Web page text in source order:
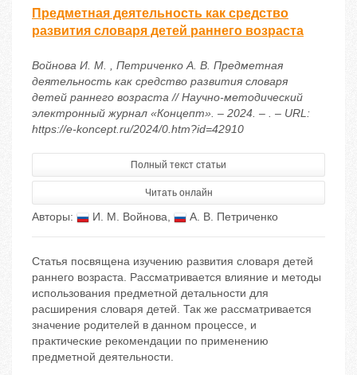
Предметная деятельность как средство
развития словаря детей раннего возраста
Войнова И. М. , Петриченко А. В. Предметная
деятельность как средство развития словаря
детей раннего возраста // Научно-методический
электронный журнал «Концепт». – 2024. – . – URL:
https://e-koncept.ru/2024/0.htm?id=42910
Полный текст статьи
Читать онлайн
Авторы: И. М. Войнова, А. В. Петриченко
Статья посвящена изучению развития словаря детей
раннего возраста. Рассматривается влияние и методы
использования предметной детальности для
расширения словаря детей. Так же рассматривается
значение родителей в данном процессе, и
практические рекомендации по применению
предметной деятельности.